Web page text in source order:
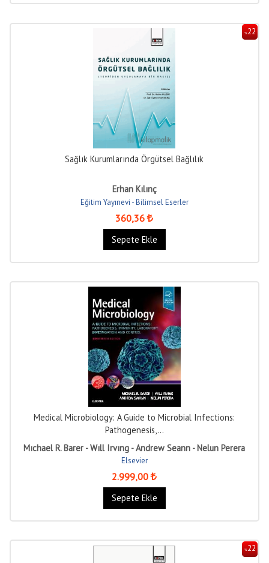
%22
Sağlık Kurumlarında Örgütsel Bağlılık
Erhan Kılınç
Eğitim Yayınevi - Bilimsel Eserler
360,36
Sepete Ekle
Medical Microbiology: A Guide to Microbial Infections:
Pathogenesis,...
Mıchael R. Barer - Wıll Irvıng - Andrew Seann - Nelun Perera
Elsevier
2.999,00
Sepete Ekle
%22